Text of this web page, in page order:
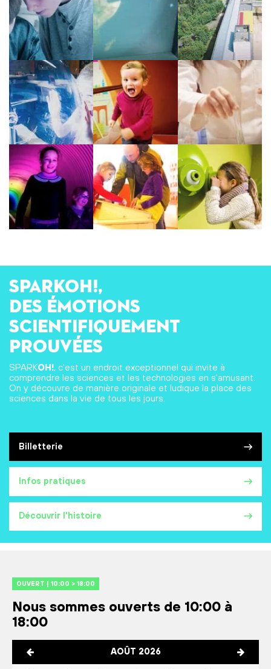
Billetterie
Infos pratiques
Découvrir l'histoire
SPARKOH!,
des émotions
scientifiquement
prouvées
SPARKOH!, c'est un endroit exceptionnel qui invite à
comprendre les sciences et les technologies en s'amusant.
On y découvre de manière originale et ludique la place des
sciences dans la vie de tous les jours.
OUVERT | 10:00 > 18:00
Nous sommes ouverts de 10:00 à
18:00
AOÛT 2026